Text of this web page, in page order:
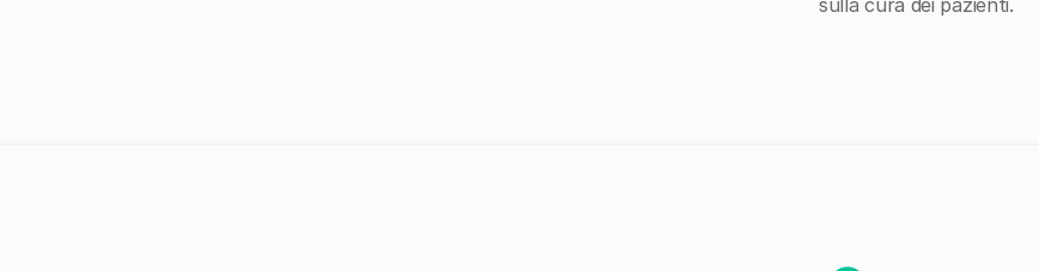
sulla cura dei pazienti.